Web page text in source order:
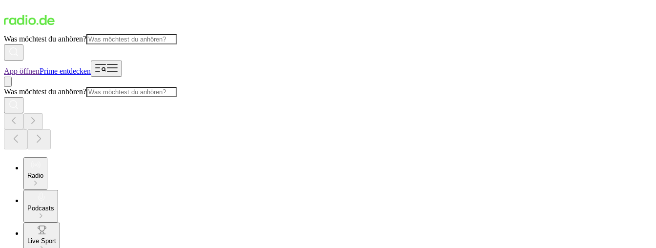
Was möchtest du anhören?
App öffnenPrime entdecken
Was möchtest du anhören?
Radio
Podcasts
Live Sport